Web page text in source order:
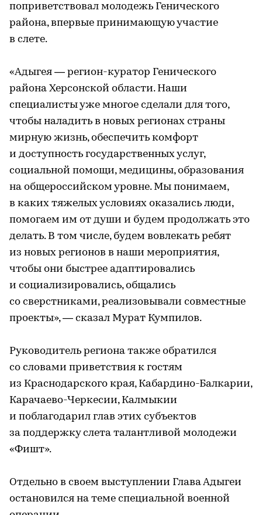
поприветствовал молодежь Генического
района, впервые принимающую участие
в слете.
«Адыгея — регион-куратор Генического
района Херсонской области. Наши
специалисты уже многое сделали для того,
чтобы наладить в новых регионах страны
мирную жизнь, обеспечить комфорт
и доступность государственных услуг,
социальной помощи, медицины, образования
на общероссийском уровне. Мы понимаем,
в каких тяжелых условиях оказались люди,
помогаем им от души и будем продолжать это
делать. В том числе, будем вовлекать ребят
из новых регионов в наши мероприятия,
чтобы они быстрее адаптировались
и социализировались, общались
со сверстниками, реализовывали совместные
проекты», — сказал Мурат Кумпилов.
Руководитель региона также обратился
со словами приветствия к гостям
из Краснодарского края, Кабардино-Балкарии,
Карачаево-Черкесии, Калмыкии
и поблагодарил глав этих субъектов
за поддержку слета талантливой молодежи
«Фишт».
Отдельно в своем выступлении Глава Адыгеи
остановился на теме специальной военной